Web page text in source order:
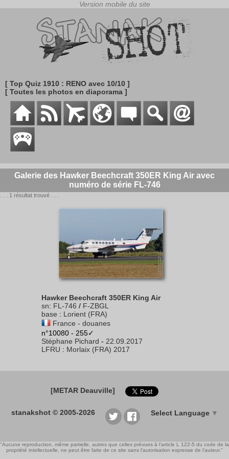
[ Top Quiz 1910 : RENO avec 10/10 ]
[ Toutes les photos en diaporama ]
Galerie des Hawker Beechcraft 350ER King Air avec
numéro de série FL-746
. . . 1 résultat trouvé . . .
Hawker Beechcraft 350ER King Air
sn: FL-746 / F-ZBGL
base : Lorient (FRA)
France - douanes
n°10080 - 255✓
Stéphane Pichard - 22.09.2017
LFRU : Morlaix (FRA) 2017
[METAR Deauville]
stanakshot © 2005-2026 Select Language ▼
"Aucune reproduction, même partielle, autres que celles prévues à l'article L 122-5 du code de la
propriété intellectuelle, ne peut être faite de ce site sans l'autorisation expresse de l'auteur."